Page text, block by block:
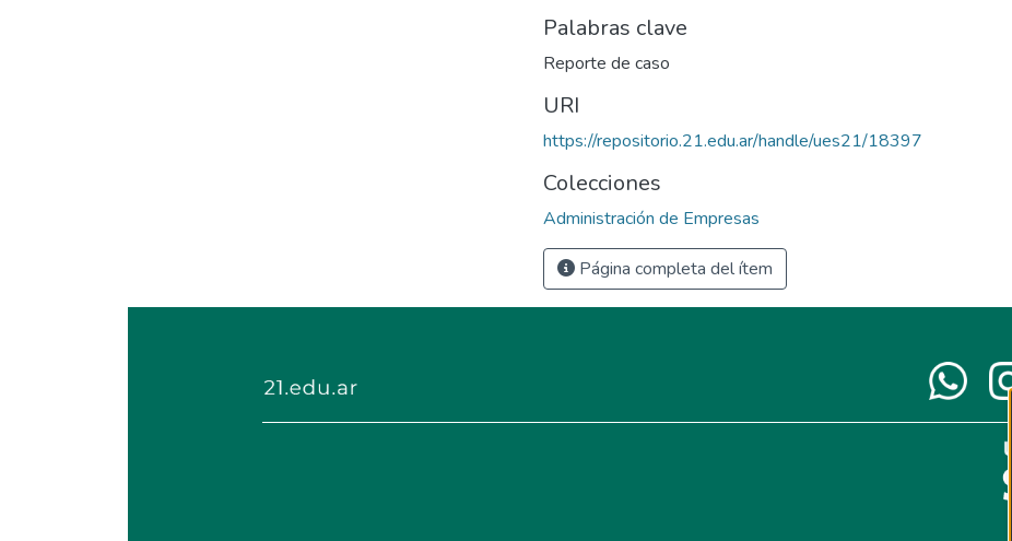
Palabras clave
Reporte de caso
URI
https://repositorio.21.edu.ar/handle/ues21/18397
Colecciones
Administración de Empresas
Página completa del ítem